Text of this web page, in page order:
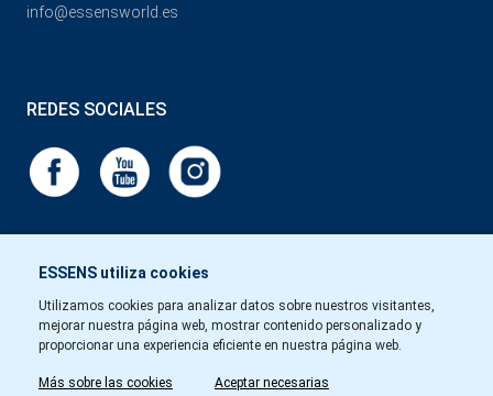
ESSENS utiliza cookies
Utilizamos cookies para analizar datos sobre nuestros visitantes,
mejorar nuestra página web, mostrar contenido personalizado y
proporcionar una experiencia eficiente en nuestra página web.
Más sobre las cookies Aceptar necesarias
info@essensworld.es
REDES SOCIALES